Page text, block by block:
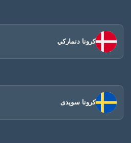
كرونا دنماركي
كرونا سويدى